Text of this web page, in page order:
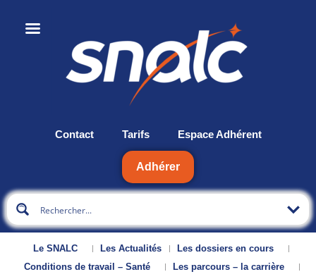
Contact Tarifs Espace Adhérent
Adhérer
Le SNALC Les Actualités
Les dossiers en cours
Conditions de travail – Santé
Les parcours – la carrière